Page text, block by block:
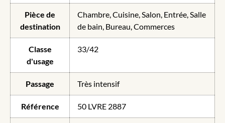
Pièce de
destination
Chambre, Cuisine, Salon, Entrée, Salle
de bain, Bureau, Commerces
Classe
d'usage
33/42
Passage Très intensif
Référence 50 LVRE 2887